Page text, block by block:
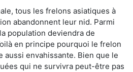
tous les frelons asiatiques à
abandonnent leur nid. Parmi
population deviendra de
en principe pourquoi le frelon
aussi envahissante. Bien que le
qui ne survivra peut-être pas